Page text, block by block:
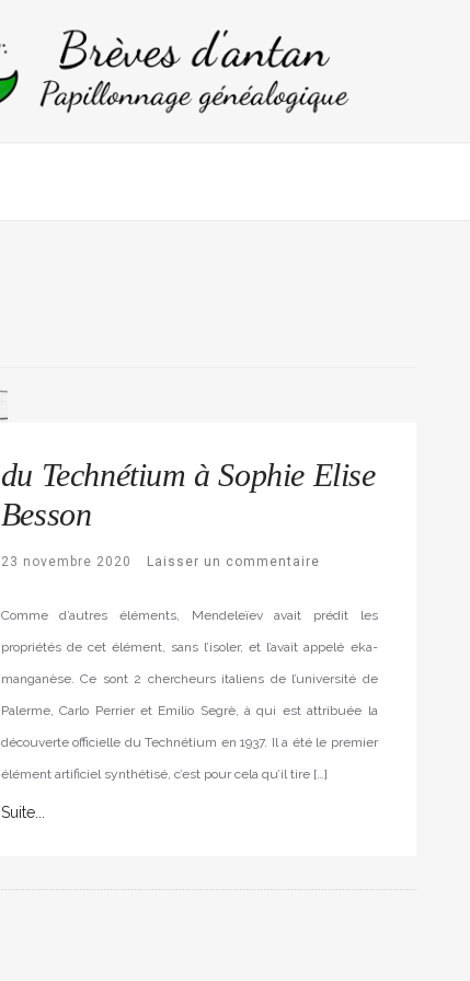
du Technétium à Sophie Elise
Besson
23 novembre 2020 Laisser un commentaire
Comme d’autres éléments, Mendeleïev avait prédit les
propriétés de cet élément, sans l’isoler, et l’avait appelé eka-
manganèse. Ce sont 2 chercheurs italiens de l’université de
Palerme, Carlo Perrier et Emilio Segrè, à qui est attribuée la
découverte officielle du Technétium en 1937. Il a été le premier
élément artificiel synthétisé, c’est pour cela qu’il tire […]
Suite...